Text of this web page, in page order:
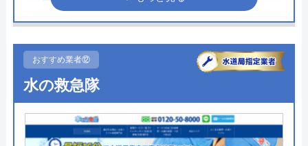
●受付時間 店舗によって異なる
●定休日 店舗によって異なる
●出張見積もり
●支払い方法 ー
●累計実績 ー
おすすめ業者⑫
水の救急隊